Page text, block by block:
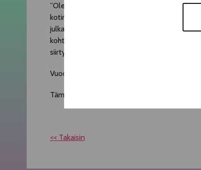
”Olemme saaneet neuvoteltua
kotimaista pääohjelmistoa ei valitettavasti
julkaisemme esitykset verkkosivuillamme
kohtaamme jälleen, myös teatterifestivaalin
siirtymällä
Vuoden 2021 festivaalin kansainvälisiä
Tämän kesän festivaalille myynnissä olleet
<< Takaisin